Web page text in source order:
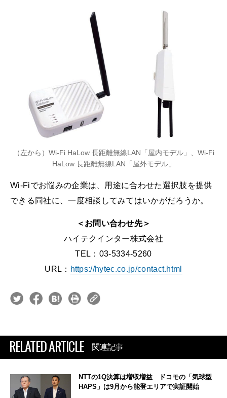
（左から）Wi-Fi HaLow 長距離無線LAN「屋内モデル」、Wi-Fi
HaLow 長距離無線LAN「屋外モデル」
Wi-Fiでお悩みの企業は、用途に合わせた選択肢を提供
できる同社に、一度相談してみてはいかがだろうか。
＜お問い合わせ先＞
ハイテクインター株式会社
TEL：03-5334-5260
URL： https://hytec.co.jp/contact.html
RELATED ARTICLE 関連記事
NTTの1Q決算は増収増益 ドコモの「気球型
HAPS」は9月から能登エリアで実証開始